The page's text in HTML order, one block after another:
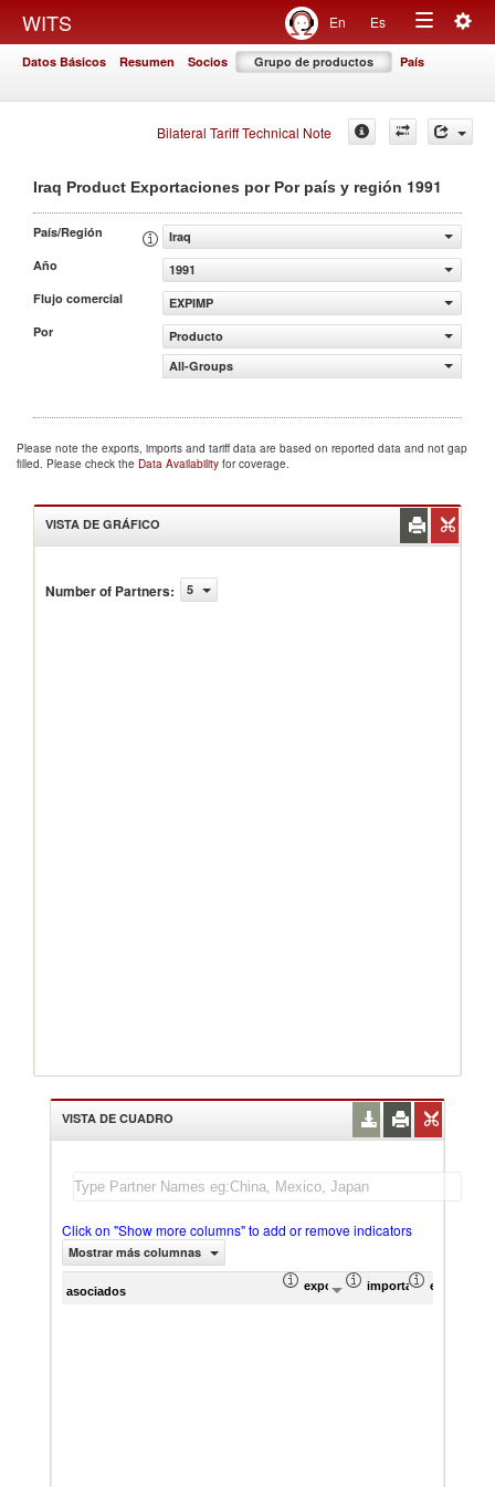
WITS En Es
Toggle
Datos Básicos Resumen Socios Grupo de productos País
Bilateral Tariff Technical Note
Iraq Product Exportaciones por Por país y región 1991
País/Región
Iraq
Año
1991
Flujo comercial
EXPIMP
Por
Producto
All-Groups
Please note the exports, imports and tariff data are based on reported data and not gap
filled. Please check the Data Availability for coverage.
VISTA DE GRÁFICO
Number of Partners: 5
VISTA DE CUADRO
Click on "Show more columns" to add or remove indicators
Mostrar más columnas
asociados exportación Valor del comercio
importación Valor del